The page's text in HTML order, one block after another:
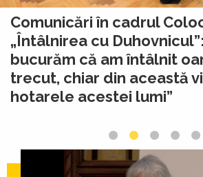
Comunicări în cadrul
„Întâlnirea cu
bucurăm că am întâlnit
trecut, chiar din această
hotarele acestei lumi”